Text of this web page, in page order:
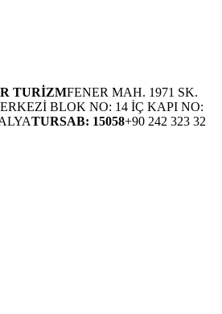
TURİZMFENER MAH. 1971 SK.
BLOK NO: 14 İÇ KAPI NO:
TURSAB: 15058+90 242 323 32